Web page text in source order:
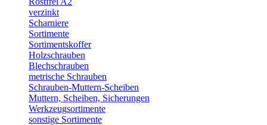
verzinkt
Scharniere
Sortimente
Sortimentskoffer
Holzschrauben
Blechschrauben
metrische Schrauben
Schrauben-Muttern-Scheiben
Muttern, Scheiben, Sicherungen
Werkzeugsortimente
sonstige Sortimente